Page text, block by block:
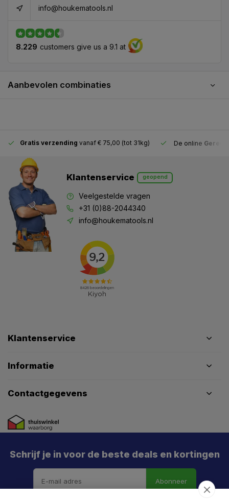
info@houkematools.nl
8.229 customers give us a 9.1 at
Aanbevolen combinaties
Gratis verzending vanaf € 75,00 (tot 31kg) De online
Klantenservice geopend
Veelgestelde vragen
+31 (0)88-2044340
info@houkematools.nl
Klantenservice
Informatie
Contactgegevens
Schrijf je in voor de beste deals en kortingen
Abonneer